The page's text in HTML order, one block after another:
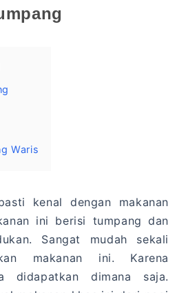
Waris
kenal dengan makanan
ini berisi tumpang dan
Sangat mudah sekali
makanan ini. Karena
didapatkan dimana saja.